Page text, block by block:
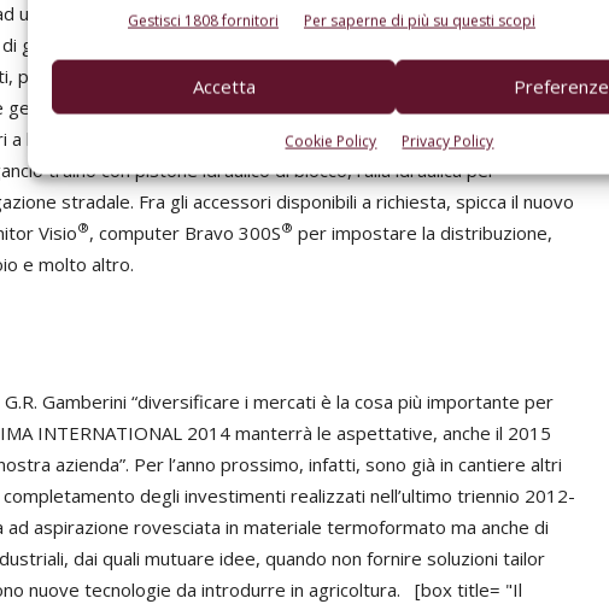
Gestisci 1808 fornitori Per saperne di più su questi scopi
Accetta Preferenze
Cookie Policy Privacy Policy
un gruppo tradizionale, richiedendo meno HP al trattore e
gasolio. La macchina con torretta
pompa in ottone, comando elettrico con pulsantiera a distanza che
oltre ad avere un filtro autopulente in mandata, assale
balestra e mozzi dotati di frenatura idraulica comandata dal
traino con pistone idraulico di blocco, ralla idraulica per
stradale. Fra gli accessori disponibili a richiesta, spicca il nuovo
Visio®, computer Bravo 300S® per impostare la distribuzione,
e molto altro.
Gamberini “diversificare i mercati è la cosa più importante per
INTERNATIONAL 2014 manterrà le aspettative, anche il 2015
azienda”. Per l’anno prossimo, infatti, sono già in cantiere altri
degli investimenti realizzati nell’ultimo triennio 2012-
aspirazione rovesciata in materiale termoformato ma anche di
dai quali mutuare idee, quando non fornire soluzioni tailor
nuove tecnologie da introdurre in agricoltura. [box title= "Il